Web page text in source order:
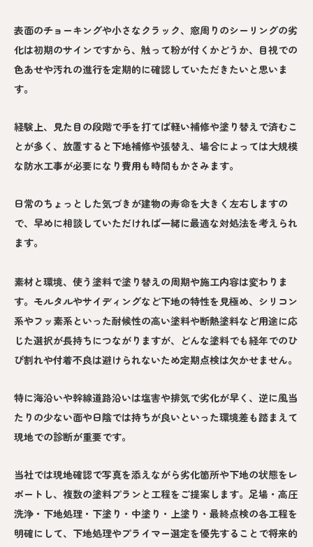
表面のチョーキングや小さなクラック、窓周りのシーリングの劣
化は初期のサインですから、触って粉が付くかどうか、目視での
色あせや汚れの進行を定期的に確認していただきたいと思いま
す。
経験上、見た目の段階で手を打てば軽い補修や塗り替えで済むこ
とが多く、放置すると下地補修や張替え、場合によっては大規模
な防水工事が必要になり費用も時間もかさみます。
日常のちょっとした気づきが建物の寿命を大きく左右しますの
で、早めに相談していただければ一緒に最適な対処法を考えられ
ます。
素材と環境、使う塗料で塗り替えの周期や施工内容は変わりま
す。モルタルやサイディングなど下地の特性を見極め、シリコン
系やフッ素系といった耐候性の高い塗料や断熱塗料など用途に応
じた選択が長持ちにつながりますが、どんな塗料でも経年でのひ
び割れや付着不良は避けられないため定期点検は欠かせません。
特に海沿いや幹線道路沿いは塩害や排気で劣化が早く、逆に風当
たりの少ない面や日陰では持ちが良いといった環境差も踏まえて
現地での診断が重要です。
当社では現地確認で写真を添えながら劣化箇所や下地の状態をレ
ポートし、複数の塗料プランと工程をご提案します。足場・高圧
洗浄・下地処理・下塗り・中塗り・上塗り・最終点検の各工程を
明確にして、下地処理やプライマー選定を優先することで将来的